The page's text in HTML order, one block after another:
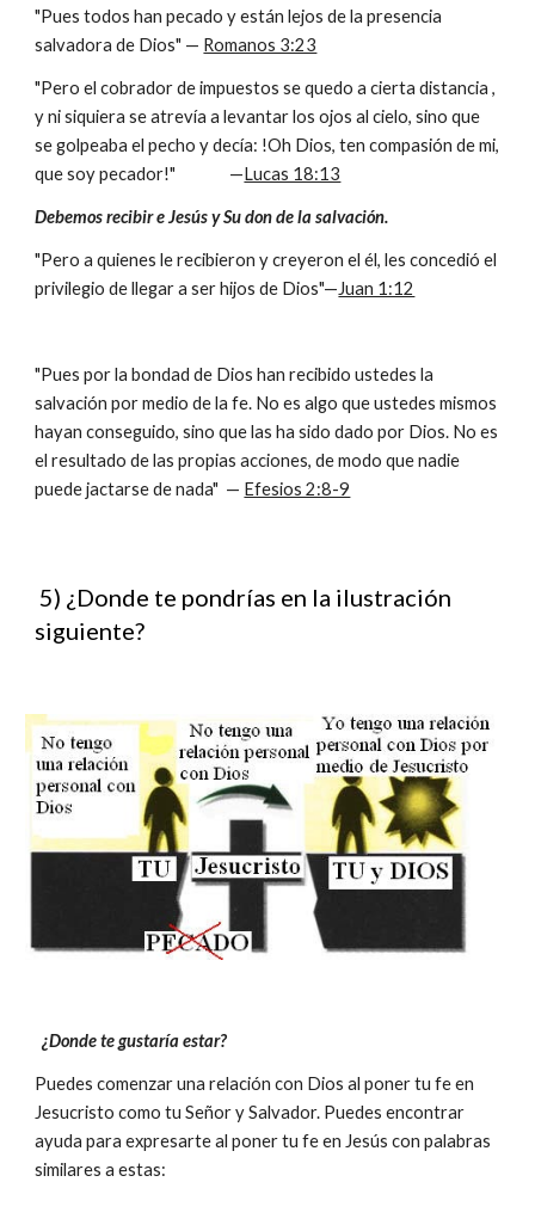
"Pues todos han pecado y están lejos de la presencia
salvadora de Dios" — Romanos 3:23
"Pero el cobrador de impuestos se quedo a cierta distancia ,
y ni siquiera se atrevía a levantar los ojos al cielo, sino que
se golpeaba el pecho y decía: !Oh Dios, ten compasión de mi,
que soy pecador!" —Lucas 18:13
Debemos recibir e Jesús y Su don de la salvación.
"Pero a quienes le recibieron y creyeron el él, les concedió el
privilegio de llegar a ser hijos de Dios"—Juan 1:12
"Pues por la bondad de Dios han recibido ustedes la
salvación por medio de la fe. No es algo que ustedes mismos
hayan conseguido, sino que las ha sido dado por Dios. No es
el resultado de las propias acciones, de modo que nadie
puede jactarse de nada" — Efesios 2:8-9
5) ¿Donde te pondrías en la ilustración
siguiente?
¿Donde te gustaría estar?
Puedes comenzar una relación con Dios al poner tu fe en
Jesucristo como tu Señor y Salvador. Puedes encontrar
ayuda para expresarte al poner tu fe en Jesús con palabras
similares a estas: